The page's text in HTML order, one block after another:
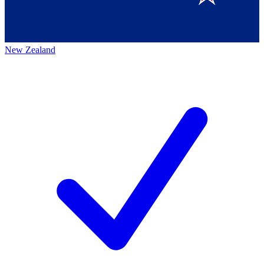
New Zealand